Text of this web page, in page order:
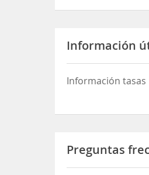
Información
Información tasas
Preguntas